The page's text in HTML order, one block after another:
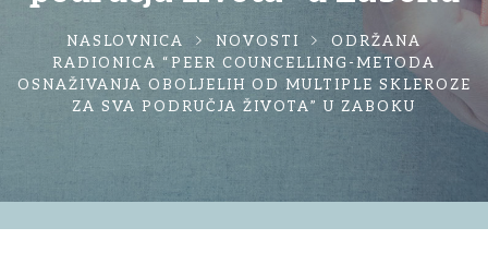
NASLOVNICA NOVOSTI
ODRŽANA
RADIONICA “PEER COUNCELLING-METODA
OSNAŽIVANJA OBOLJELIH OD MULTIPLE SKLEROZE
ZA SVA PODRUČJA ŽIVOTA” U ZABOKU